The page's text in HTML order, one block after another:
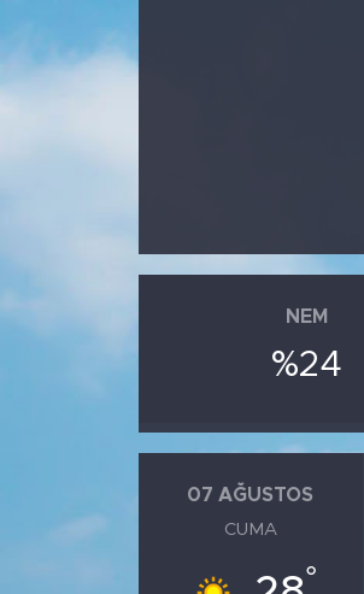
NEM
%24
07 AĞUSTOS
CUMA
°
BİLİM-TEKNOLOJİ